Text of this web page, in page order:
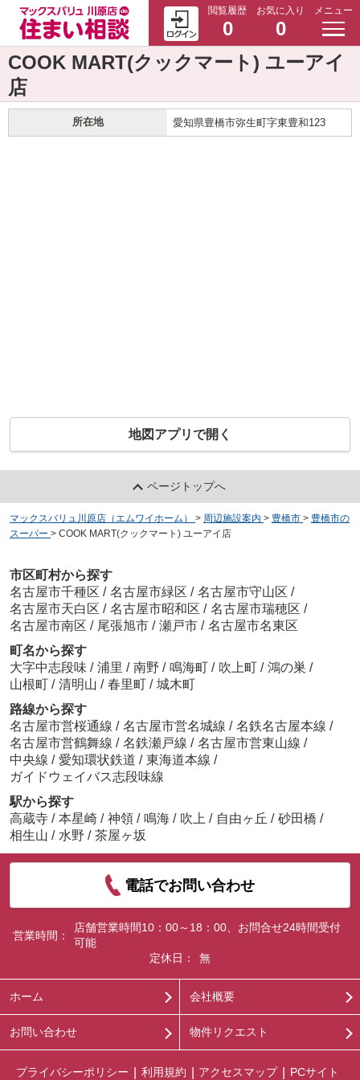
閲覧履歴
0
お気に入り
0
メニュー
COOK MART(クックマート) ユーアイ
店
所在地 愛知県豊橋市弥生町字東豊和123
地図アプリで開く
ページトップへ
マックスバリュ川原店（エムワイホーム） > 周辺施設案内 > 豊橋市 > 豊橋市の
スーパー > COOK MART(クックマート) ユーアイ店
市区町村から探す
名古屋市千種区 / 名古屋市緑区 / 名古屋市守山区 /
名古屋市天白区 / 名古屋市昭和区 / 名古屋市瑞穂区 /
名古屋市南区 / 尾張旭市 / 瀬戸市 / 名古屋市名東区
町名から探す
大字中志段味 / 浦里 / 南野 / 鳴海町 / 吹上町 / 鴻の巣 /
山根町 / 清明山 / 春里町 / 城木町
路線から探す
名古屋市営桜通線 / 名古屋市営名城線 / 名鉄名古屋本線 /
名古屋市営鶴舞線 / 名鉄瀬戸線 / 名古屋市営東山線 /
中央線 / 愛知環状鉄道 / 東海道本線 /
ガイドウェイバス志段味線
駅から探す
高蔵寺 / 本星崎 / 神領 / 鳴海 / 吹上 / 自由ヶ丘 / 砂田橋 /
相生山 / 水野 / 茶屋ヶ坂
電話でお問い合わせ
営業時間：
店舗営業時間10：00～18：00、お問合せ24時間受付
可能
定休日：
無
ホーム 会社概要
お問い合わせ 物件リクエスト
プライバシーポリシー 利用規約 アクセスマップ PCサイト